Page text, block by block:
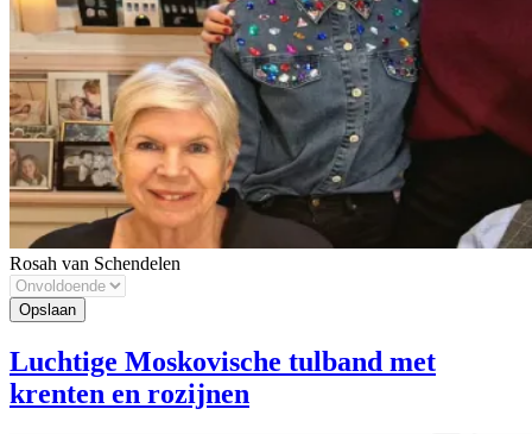
Rosah van Schendelen
Luchtige Moskovische tulband met
krenten en rozijnen